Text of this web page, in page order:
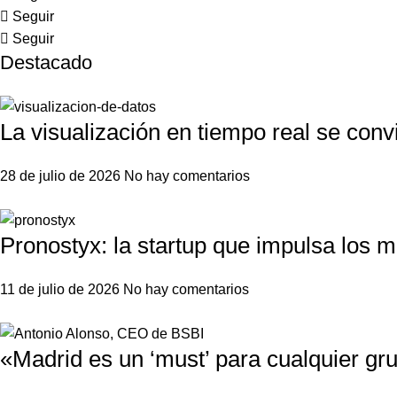
Seguir
Seguir
Destacado
La visualización en tiempo real se
28 de julio de 2026 No hay comentarios
Pronostyx: la startup que impulsa los
11 de julio de 2026 No hay comentarios
«Madrid es un ‘must’ para cualquier